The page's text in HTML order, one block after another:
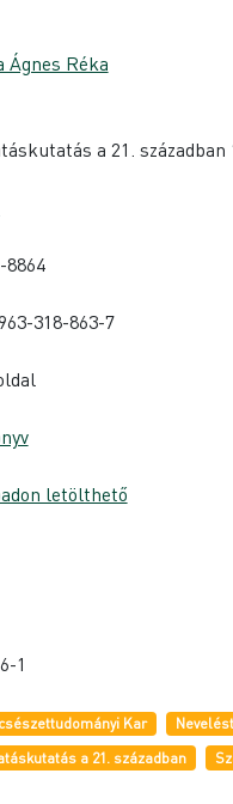
Ágnes Réka
a 21. században
8864
318-863-7
letölthető
1
Kar
a 21. században